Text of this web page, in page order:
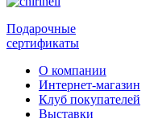
Подарочные
сертификаты
О компании
Интернет-магазин
Клуб покупателей
Выставки